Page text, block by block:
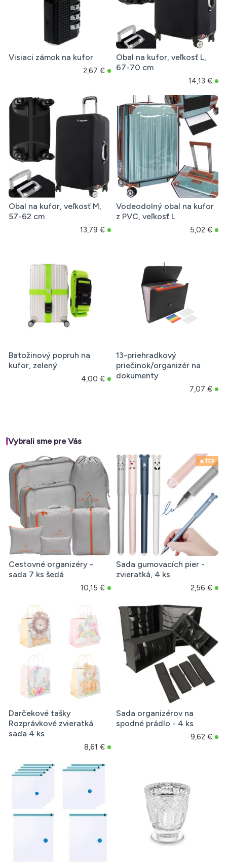
Visiaci zámok na kufor
2,67 €
Obal na kufor, veľkosť L,
67-70 cm
14,13 €
Obal na kufor, veľkosť M,
57-62 cm
13,79 €
Vodeodolný obal na kufor
z PVC, veľkosť L
5,02 €
Batožinový popruh na
kufor, zelený
4,00 €
13-priehradkový
priečinok/organizér na
dokumenty
7,07 €
Vybrali sme pre Vás
Cestovné organizéry -
sada 7 ks šedá
10,15 €
🔥 TOP
Sada gumovacích pier -
zvieratká, 4 ks
2,56 €
Darčekové tašky
Rozprávkové zvieratká
sada 4 ks
8,61 €
Sada organizérov na
spodné prádlo - 4 ks
9,62 €